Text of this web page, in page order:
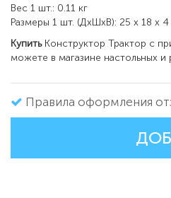
Вес 1 шт.: 0.11 кг
Размеры 1 шт. (ДxШxВ): 25 x 18 x
Купить Конструктор Трактор с
можете в магазине настольных
Правила оформления